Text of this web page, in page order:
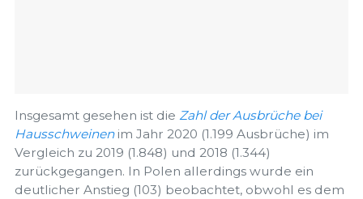
Insgesamt gesehen ist die Zahl der Ausbrüche bei
Hausschweinenim Jahr 2020 (1.199 Ausbrüche) im
Vergleich zu 2019 (1.848) und 2018 (1.344)
zurückgegangen. In Polen allerdings wurde ein
deutlicher Anstieg (103) beobachtet, obwohl es dem